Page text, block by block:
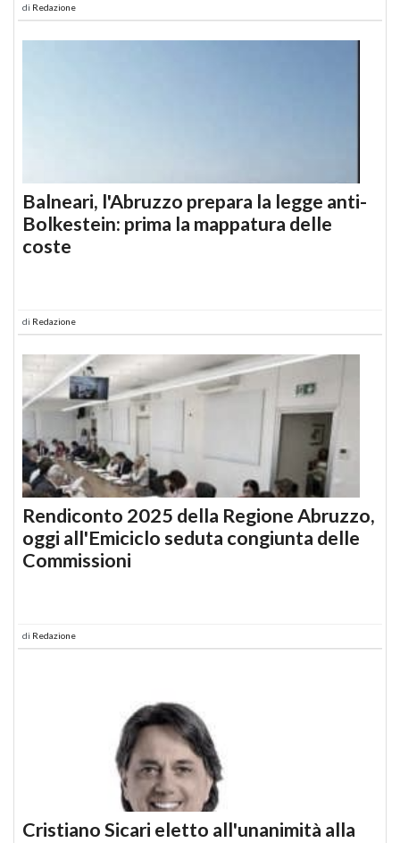
di Redazione
Balneari, l'Abruzzo prepara la legge anti-
Bolkestein: prima la mappatura delle
coste
di Redazione
Rendiconto 2025 della Regione Abruzzo,
oggi all'Emiciclo seduta congiunta delle
Commissioni
di Redazione
Cristiano Sicari eletto all'unanimità alla